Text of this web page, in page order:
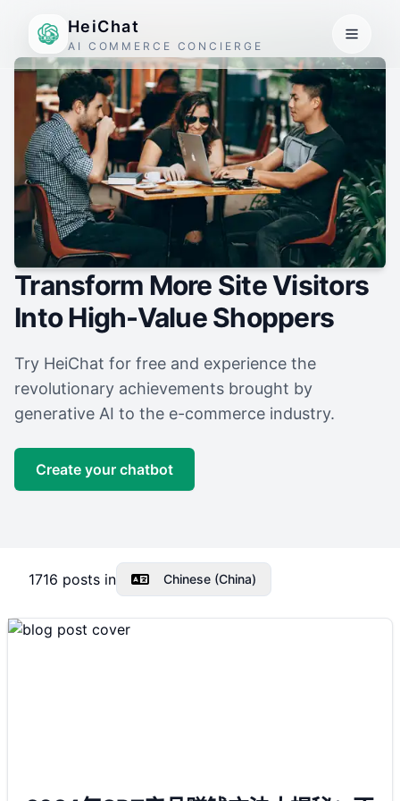
HeiChat
AI COMMERCE CONCIERGE
Transform More Site Visitors
Into High-Value Shoppers
Try HeiChat for free and experience the
revolutionary achievements brought by
generative AI to the e-commerce industry.
Create your chatbot
1716 posts in Chinese (China)